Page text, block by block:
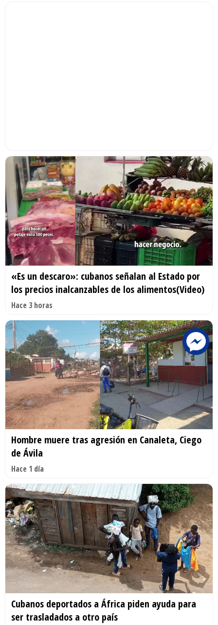
«Es un descaro»: cubanos señalan al Estado por
los precios inalcanzables de los alimentos(Video)
Hace 3 horas
Hombre muere tras agresión en Canaleta, Ciego
de Ávila
Hace 1 día
Cubanos deportados a África piden ayuda para
ser trasladados a otro país